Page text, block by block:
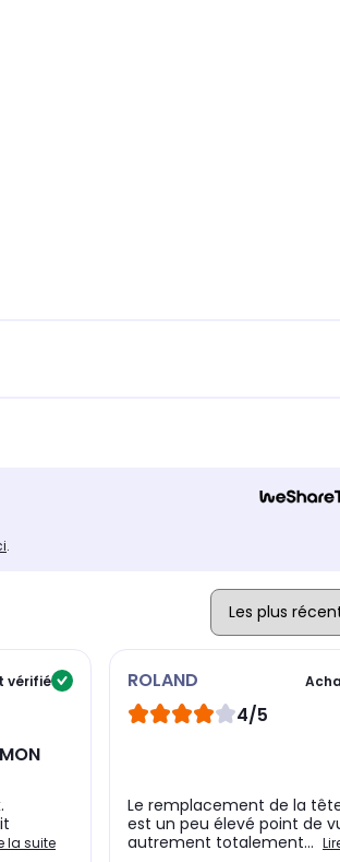
.
vérifié
la suite
ROLAND
4/5
Le remplacement de la
est un peu élevé point de
autrement totalement...